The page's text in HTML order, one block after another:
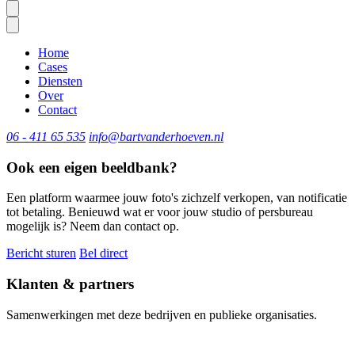
Home
Cases
Diensten
Over
Contact
06 - 411 65 535 info@bartvanderhoeven.nl
Ook een eigen beeldbank?
Een platform waarmee jouw foto's zichzelf verkopen, van notificatie
tot betaling. Benieuwd wat er voor jouw studio of persbureau
mogelijk is? Neem dan contact op.
Bericht sturen Bel direct
Klanten & partners
Samenwerkingen met deze bedrijven en publieke organisaties.